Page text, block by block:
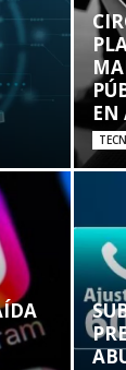
EN